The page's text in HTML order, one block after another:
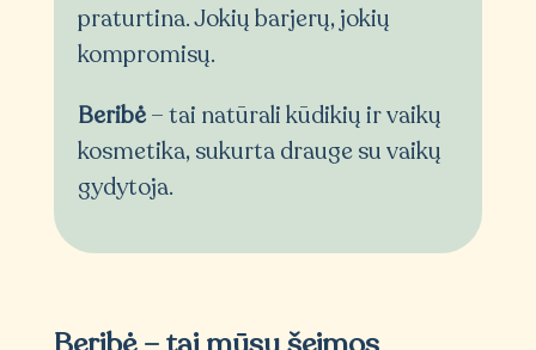
praturtina. Jokių barjerų, jokių
kompromisų.
Beribė– tai natūrali kūdikių ir vaikų
kosmetika, sukurta drauge su vaikų
gydytoja.